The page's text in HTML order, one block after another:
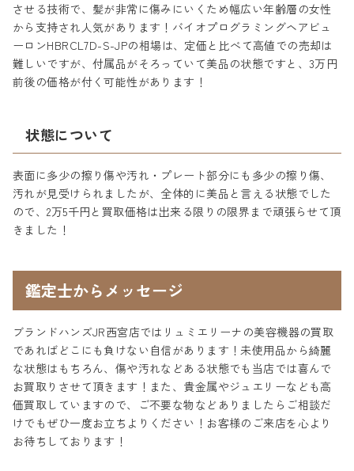
させる技術で、髪が非常に傷みにいくため幅広い年齢層の女性
から支持され人気があります！バイオプログラミングヘアビュ
ーロンHBRCL7D-S-JPの相場は、定価と比べて高値での売却は
難しいですが、付属品がそろっていて美品の状態ですと、3万円
前後の価格が付く可能性があります！
状態について
表面に多少の擦り傷や汚れ・プレート部分にも多少の擦り傷、
汚れが見受けられましたが、全体的に美品と言える状態でした
ので、2万5千円と買取価格は出来る限りの限界まで頑張らせて頂
きました！
鑑定士からメッセージ
ブランドハンズJR西宮店ではリュミエリーナの美容機器の買取
であればどこにも負けない自信があります！未使用品から綺麗
な状態はもちろん、傷や汚れなどある状態でも当店では喜んで
お買取りさせて頂きます！また、貴金属やジュエリーなども高
価買取していますので、ご不要な物などありましたらご相談だ
けでもぜひ一度お立ちよりください！お客様のご来店を心より
お待ちしております！